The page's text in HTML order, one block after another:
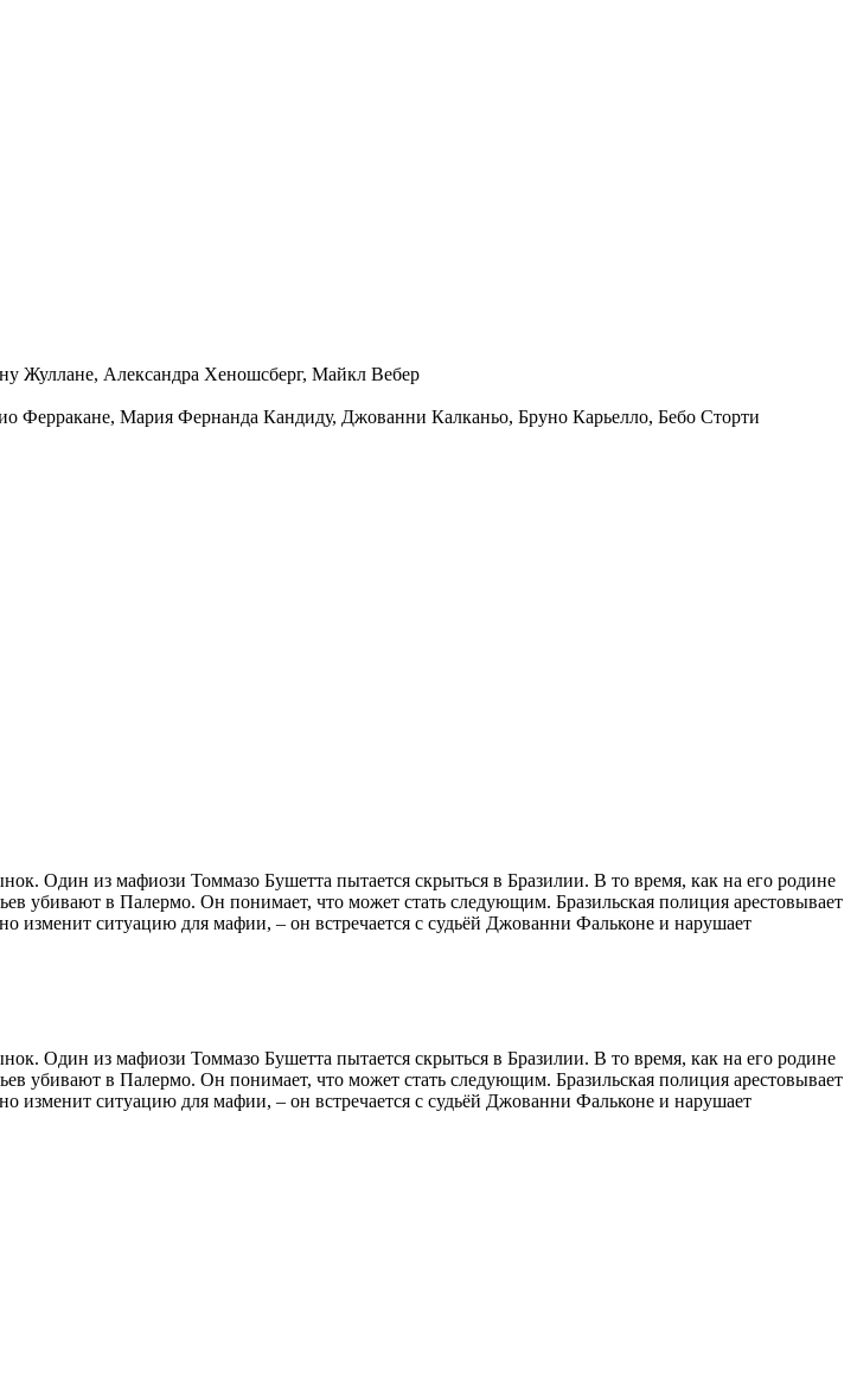
Жуллане, Александра Хеношсберг, Майкл Вебер
Ферракане, Мария Фернанда Кандиду, Джованни Калканьо, Бруно Карьелло, Бебо Сторти
Один из мафиози Томмазо Бушетта пытается скрыться в Бразилии. В то время, как на его родине
убивают в Палермо. Он понимает, что может стать следующим. Бразильская полиция арестовывает
изменит ситуацию для мафии, – он встречается с судьёй Джованни Фальконе и нарушает
Один из мафиози Томмазо Бушетта пытается скрыться в Бразилии. В то время, как на его родине
убивают в Палермо. Он понимает, что может стать следующим. Бразильская полиция арестовывает
изменит ситуацию для мафии, – он встречается с судьёй Джованни Фальконе и нарушает